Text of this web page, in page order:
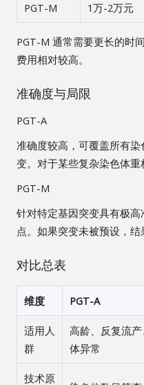
PGT-M 1万-2万元
PGT-M 通常需要更长的时
费用相对较高。
准确度与局限
PGT-A
准确度较高，可覆盖所有
变。对于某些复杂染色体重
PGT-M
针对特定基因突变具有极
点。如果突变未被预设，结
对比总表
维度 PGT-A
适用人
群
高龄、反复流
体异常
技术原